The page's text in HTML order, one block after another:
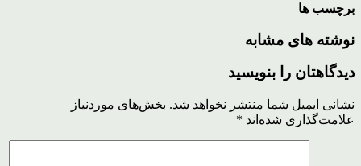
برچسب ها
نوشته های مشابه
دیدگاهتان را بنویسید
نشانی ایمیل شما منتشر نخواهد شد. بخش‌های موردنیاز
علامت‌گذاری شده‌اند *